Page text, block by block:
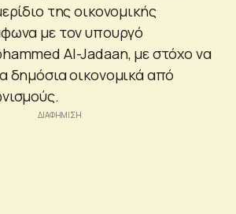
της οικονομικής
με τον υπουργό
Al-Jadaan, με στόχο να
δημόσια οικονομικά από